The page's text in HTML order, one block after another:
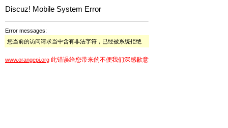
Discuz! Mobile System Error
Error messages:
您当前的访问请求当中含有非法字符，已经被系统拒绝
www.orangepi.org 此错误给您带来的不便我们深感歉意